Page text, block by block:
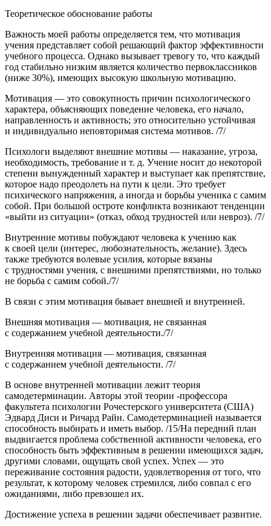
Теоретическое обоснование работы
Важность моей работы определяется тем, что мотивация
учения представляет собой решающий фактор эффективности
учебного процесса. Однако вызывает тревогу то, что каждый
год стабильно низким является количество первоклассников
(ниже 30%), имеющих высокую школьную мотивацию.
Мотивация — это совокупность причин психологического
характера, объясняющих поведение человека, его начало,
направленность и активность; это относительно устойчивая
и индивидуально неповторимая система мотивов. /7/
Психологи выделяют внешние мотивы — наказание, угроза,
необходимость, требование и т. д. Учение носит до некоторой
степени вынужденный характер и выступает как препятствие,
которое надо преодолеть на пути к цели. Это требует
психического напряжения, а иногда и борьбы ученика с самим
собой. При большой остроте конфликта возникают тенденции
«выйти из ситуации» (отказ, обход трудностей или невроз). /7/
Внутренние мотивы побуждают человека к учению как
к своей цели (интерес, любознательность, желание). Здесь
также требуются волевые усилия, которые вязаны
с трудностями учения, с внешними препятствиями, но только
не борьба с самим собой./7/
В связи с этим мотивация бывает внешней и внутренней.
Внешняя мотивация — мотивация, не связанная
с содержанием учебной деятельности./7/
Внутренняя мотивация — мотивация, связанная
с содержанием учебной деятельности. /7/
В основе внутренней мотивации лежит теория
самодетерминации. Авторы этой теории -профессора
факультета психологии Рочестерского университета (США)
Эдвард Диси и Ричард Райн. Самодетерминацией называется
способность выбирать и иметь выбор. /15/На передний план
выдвигается проблема собственной активности человека, его
способность быть эффективным в решении имеющихся задач,
другими словами, ощущать свой успех. Успех — это
переживание состояния радости, удовлетворения от того, что
результат, к которому человек стремился, либо совпал с его
ожиданиями, либо превзошел их.
Достижение успеха в решении задачи обеспечивает развитие.